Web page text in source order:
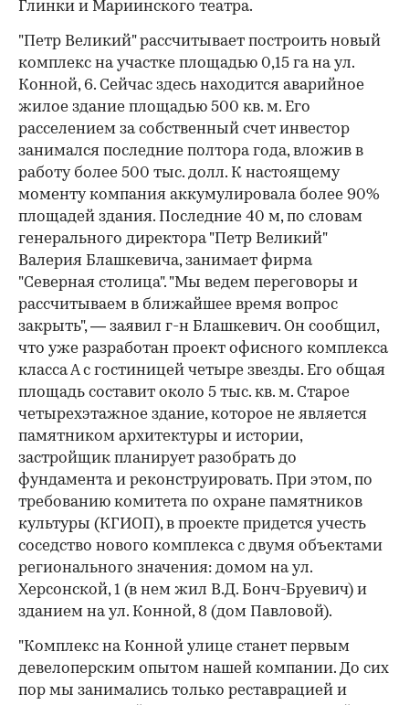
Глинки и Мариин­ского театра.
"Петр Великий" рассчитывает построить новый
комплекс на участке площадью 0,15 га на ул.
Конной, 6. Сейчас здесь находится аварийное
жилое здание площадью 500 кв. м. Его
расселением за собственный счет инвестор
занимался последние полтора года, вложив в
работу более 500 тыс. долл. К настоящему
моменту компания аккумулировала более 90%
площадей здания. Последние 40 м, по словам
генерального директора "Петр Великий"
Валерия Блашкевича, занимает фирма
"Северная столица". "Мы ведем переговоры и
рассчитываем в ближайшее время вопрос
закрыть", — заявил г-н Блашкевич. Он сообщил,
что уже разработан проект офисного комплекса
класса А с гостиницей четыре звезды. Его общая
площадь составит около 5 тыс. кв. м. Старое
четырехэтажное здание, которое не является
памятником архитектуры и истории,
застройщик планирует разобрать до
фундамента и реконструировать. При этом, по
требованию комитета по охране памятников
культуры (КГИОП), в проекте придется учесть
соседство нового комплекса с двумя объектами
регионального значения: домом на ул.
Херсонской, 1 (в нем жил В.Д. Бонч-Бруевич) и
зданием на ул. Конной, 8 (дом Павловой).
"Комплекс на Конной улице станет первым
девелоперским опытом нашей компании. До сих
пор мы занимались только реставрацией и